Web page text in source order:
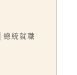
統就職